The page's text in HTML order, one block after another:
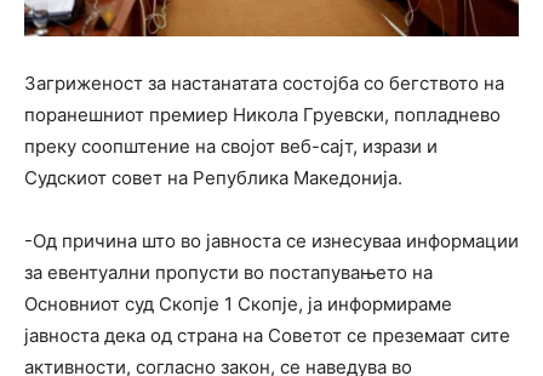
Загриженост за настанатата состојба со бегството на
поранешниот премиер Никола Груевски, попладнево
преку соопштение на својот веб-сајт, изрази и
Судскиот совет на Република Македонија.
-Од причина што во јавноста се изнесуваа информации
за евентуални пропусти во постапувањето на
Основниот суд Скопје 1 Скопје, ја информираме
јавноста дека од страна на Советот се преземаат сите
активности, согласно закон, се наведува во